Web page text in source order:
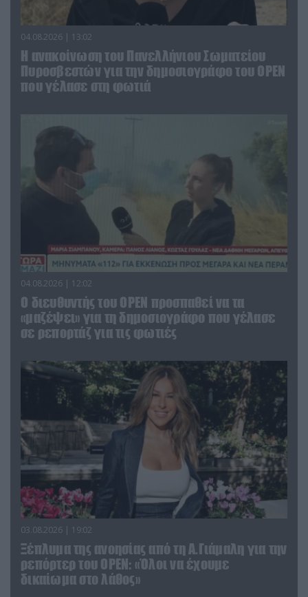
04.08.2026 | 13:02
Η ανακοίνωση του Πανελλήνιου Σωματείου
Πυροσβεστών για την δημοσιογράφο του OPEN
που γέλασε στη φωτιά
04.08.2026 | 12:02
O διευθυντής του OPEN προσπαθεί να τα
«μαζέψει» για τη δημοσιογράφο που γέλασε
σε ρεπορτάζ για τις φωτιές
03.08.2026 | 19:02
Ξέπλυμα της ανοησίας από τη Α.Γιάμαλη για την
ρεπόρτερ του ΟΡΕΝ: «Όλοι να έχουμε
δικαίωμα στο λάθος»